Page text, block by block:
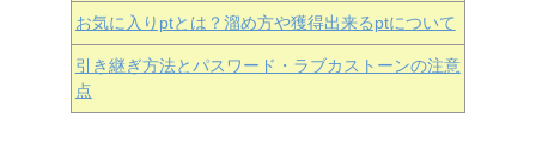
お気に入りptとは？溜め方や獲得出来るptについて
引き継ぎ方法とパスワード・ラブカストーンの注意
点